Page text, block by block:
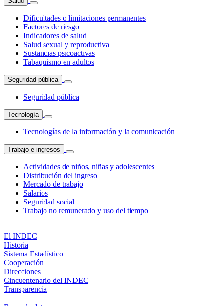
Dificultades o limitaciones permanentes
Factores de riesgo
Indicadores de salud
Salud sexual y reproductiva
Sustancias psicoactivas
Tabaquismo en adultos
Seguridad pública
Seguridad pública
Tecnología
Tecnologías de la información y la comunicación
Trabajo e ingresos
Actividades de niños, niñas y adolescentes
Distribución del ingreso
Mercado de trabajo
Salarios
Seguridad social
Trabajo no remunerado y uso del tiempo
El INDEC
Historia
Sistema Estadístico
Cooperación
Direcciones
Cincuentenario del INDEC
Transparencia